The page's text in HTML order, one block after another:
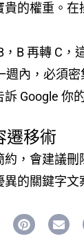
的權重。在
，B 再轉 C，
週內，必須
訴 Google 你
遷移術
，會建議
的關鍵字